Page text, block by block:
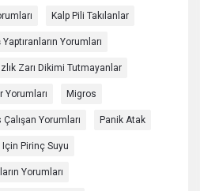
Kalp Pili Takılanlar
Yorumları
Zarı Dikimi Tutmayanlar
Yorumları Migros
Çalışan Yorumları Panik Atak
Için Pirinç Suyu
Yorumları